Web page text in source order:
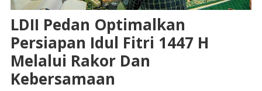
LDII Pedan Optimalkan
Persiapan Idul Fitri 1447 H
Melalui Rakor Dan
Kebersamaan